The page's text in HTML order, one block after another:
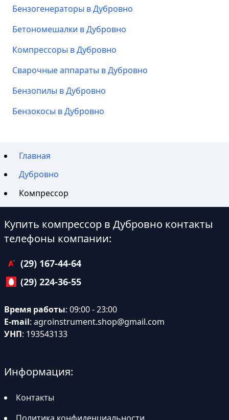
Бензогенераторы в Дубровно
Бетономешалки в Дубровно
Компрессоры в Дубровно
Сварочные аппараты в Дубровно
Бензопилы в Дубровно
Бензокосы в Дубровно
Главная
Дубровно
Компрессор
Купить компрессор в Дубровно контакты
телефоны компании:
(29) 167-44-64
(29) 224-36-55
Время работы: 09:00 - 23:00
E-mail: agroinstrument.shop@gmail.com
УНП: 193543133
Информация:
Контакты